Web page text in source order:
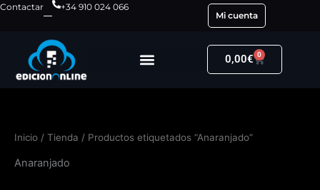
Ir
contenido
Contactar
+34 910 024 066
Mi cuenta
0,00€ 0
Carrito
Inicio / Tienda / Productos etiquetados “Anaranjado”
Anaranjado